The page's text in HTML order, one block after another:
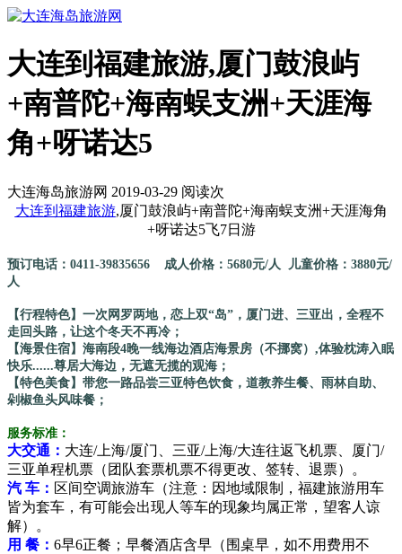
大连到福建旅游,厦门鼓浪屿
+南普陀+海南蜈支洲+天涯海
角+呀诺达5
大连海岛旅游网 2019-03-29 阅读次
大连到 福建旅游,厦门鼓浪屿+南普陀+海南蜈支洲+天涯海角
+呀诺达5飞7日游
预订电话：0411-39835656 成人价格：5680元/人 儿童价格：3880元/
人
【行程特色】一次网罗两地，恋上双“岛”，厦门进、三亚出，全程不
走回头路，让这个冬天不再冷；
【海景住宿】海南段4晚一线海边酒店海景房（不挪窝） ,体验枕涛入眠
快乐......尊居大海边，无遮无揽的观海；
【特色美食】带您一路品尝三亚特色饮食，道教养生餐、雨林自助、
剁椒鱼头风味餐；
服务标准：
大交通： 大连/上海/厦门、三亚/上海/大连往返飞机票、厦门/
三亚单程机票（团队套票机票不得更改、签转、退票）。
汽 车： 区间空调旅游车（注意：因地域限制，福建旅游用车
皆为套车，有可能会出现人等车的现象均属正常，望客人谅
解）。
用 餐： 6早6正餐；早餐酒店含早（围桌早，如不用费用不